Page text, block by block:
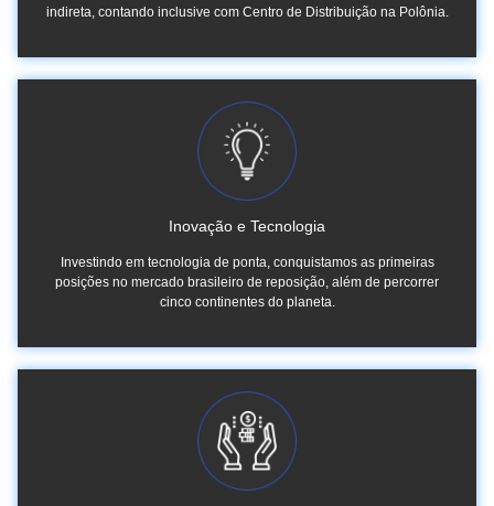
indireta, contando inclusive com Centro de Distribuição na Polônia.
Inovação e Tecnologia
Investindo em tecnologia de ponta, conquistamos as primeiras
posições no mercado brasileiro de reposição, além de percorrer
cinco continentes do planeta.